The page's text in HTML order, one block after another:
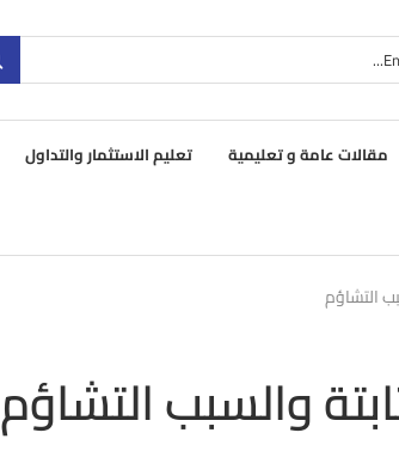
مقالات عامة و تعليمية تعليم الاستثمار والتداول
التشاؤم
والسبب التشاؤم